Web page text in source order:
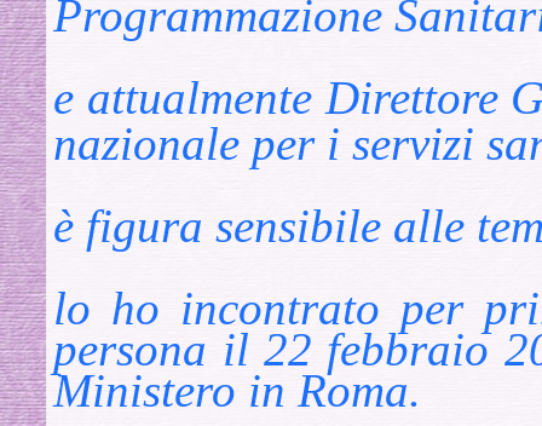
Programmazione
e attualmente Direttore
nazionale per i servizi
è figura sensibile alle
lo ho incontrato per
persona il 22 febbraio
Ministero in Roma.